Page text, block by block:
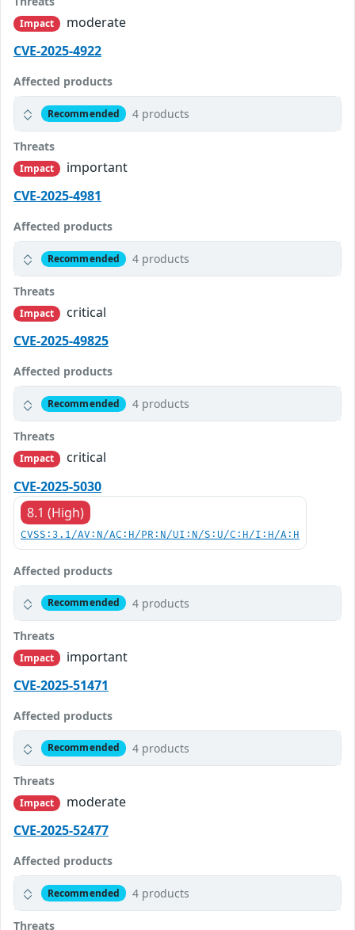
Impact
moderate
CVE-2025-4922
Affected products
Recommended 4 products
Threats
Impact
important
CVE-2025-4981
Affected products
Recommended 4 products
Threats
Impact
critical
CVE-2025-49825
Affected products
Recommended 4 products
Threats
Impact
critical
CVE-2025-5030
8.1 (High)
CVSS:3.1/AV:N/AC:H/PR:N/UI:N/S:U/C:H/I:H/A:H
Affected products
Recommended 4 products
Threats
Impact
important
CVE-2025-51471
Affected products
Recommended 4 products
Threats
Impact
moderate
CVE-2025-52477
Affected products
Recommended 4 products
Threats